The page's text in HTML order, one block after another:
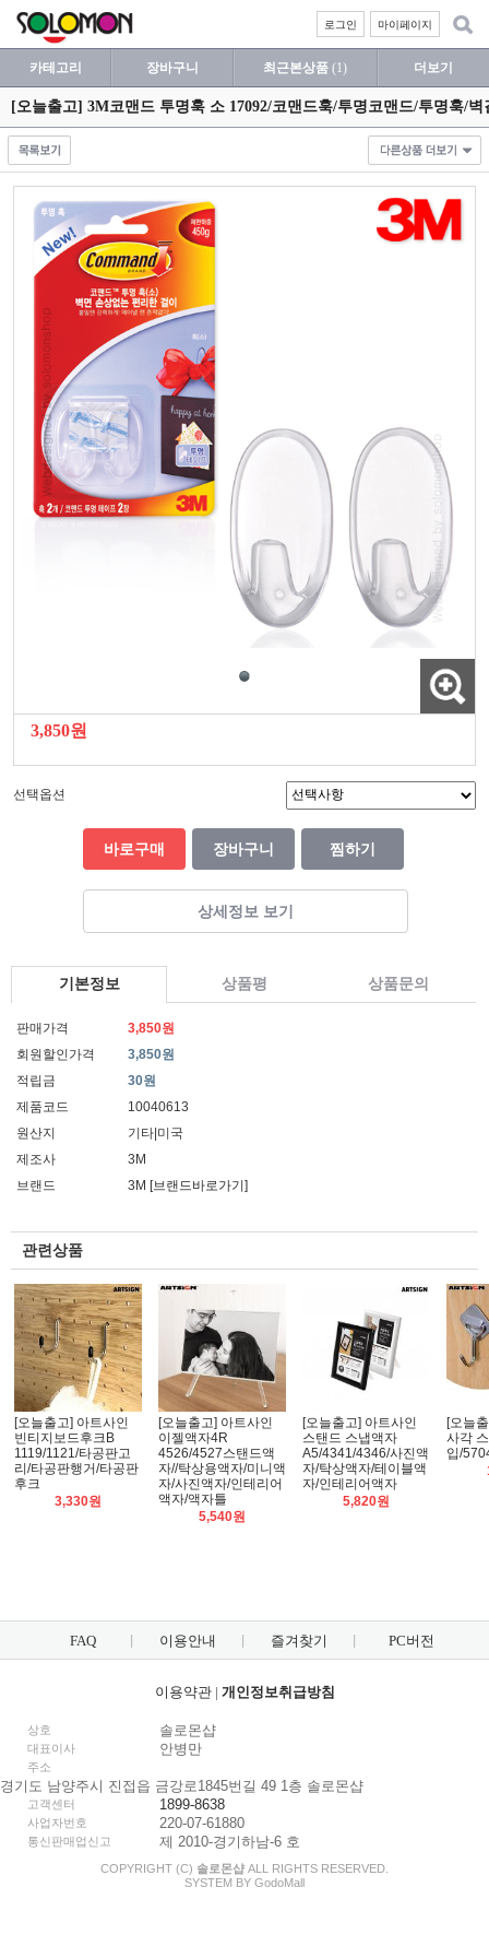
마이페이지
로그인
카테고리 장바구니 최근본상품 (1) 더보기
[오늘출고] 3M코맨드 투명훅 소 17092/코맨드훅/투명코맨드/투명훅/
3,850원
선택옵션
바로구매 장바구니 찜하기
상세정보 보기
기본정보 상품평 상품문의
판매가격
3,850원
회원할인가격
3,850원
적립금
30원
제품코드
10040613
원산지
기타|미국
제조사
3M
브랜드
3M [브랜드바로가기]
관련상품
[오늘출고] 아트사인
빈티지보드후크B
1119/1121/타공판고
리/타공판행거/타공판
후크
3,330원
[오늘출고] 아트사인
이젤액자4R
4526/4527스탠드액
자//탁상용액자/미니액
자/사진액자/인테리어
액자/액자틀
5,540원
[오늘출고] 아트사인
스탠드 스냅액자
A5/4341/4346/사진액
자/탁상액자/테이블액
자/인테리어액자
5,820원
[오늘
사각
입/
FAQ 이용안내 즐겨찾기 PC버전
이용약관| 개인정보취급방침
상호 솔로몬샵
대표이사 안병만
주소
경기도 남양주시 진접읍 금강로1845번길 49 1층 솔로몬샵
고객센터 1899-8638
사업자번호 220-07-61880
통신판매업신고 제 2010-경기하남-6 호
COPYRIGHT (C) 솔로몬샵 ALL RIGHTS RESERVED.
SYSTEM BY GodoMall